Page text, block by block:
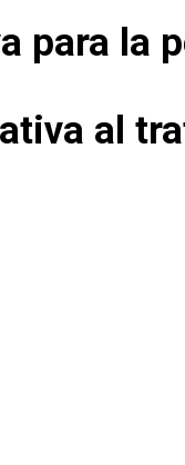
para la
al